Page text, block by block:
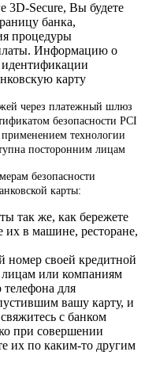
3D-Secure, Вы будете
банка,
процедуры
Информацию о
карту
через платежный шлюз
безопасности PCI
технологии
посторонним лицам
безопасности
карты:
так же, как бережете
их в машине, ресторане,
номер своей кредитной
или компаниям
для
вашу карту, и
с банком
при совершении
их по каким-то другим